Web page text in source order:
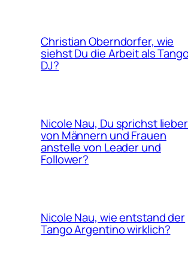
Christian Oberndorfer, wie
siehst Du die Arbeit als
DJ?
Nicole Nau, Du sprichst lieber
von Männern und Frauen
anstelle von Leader und
Follower?
Nicole Nau, wie entstand der
Tango Argentino wirklich?